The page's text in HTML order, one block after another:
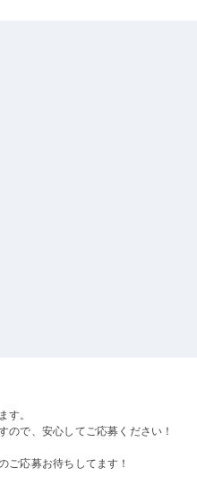
す。
ので、安心してご応募ください！
ご応募お待ちしてます！